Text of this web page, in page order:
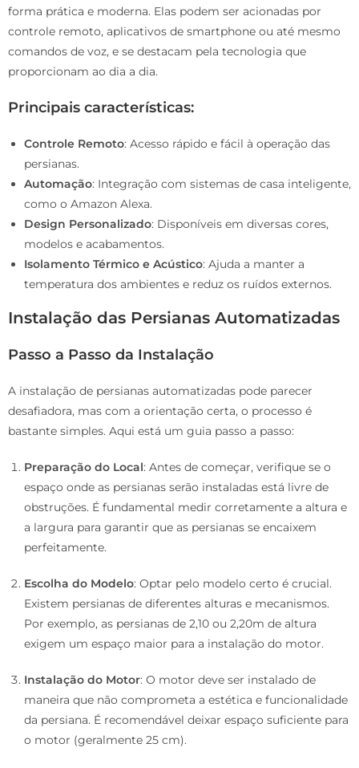
forma prática e moderna. Elas podem ser acionadas por
controle remoto, aplicativos de smartphone ou até mesmo
comandos de voz, e se destacam pela tecnologia que
proporcionam ao dia a dia.
Principais características:
Controle Remoto: Acesso rápido e fácil à operação das
persianas.
Automação: Integração com sistemas de casa inteligente,
como o Amazon Alexa.
Design Personalizado: Disponíveis em diversas cores,
modelos e acabamentos.
Isolamento Térmico e Acústico: Ajuda a manter a
temperatura dos ambientes e reduz os ruídos externos.
Instalação das Persianas Automatizadas
Passo a Passo da Instalação
A instalação de persianas automatizadas pode parecer
desafiadora, mas com a orientação certa, o processo é
bastante simples. Aqui está um guia passo a passo:
Preparação do Local: Antes de começar, verifique se o
espaço onde as persianas serão instaladas está livre de
obstruções. É fundamental medir corretamente a altura e
a largura para garantir que as persianas se encaixem
perfeitamente.
Escolha do Modelo: Optar pelo modelo certo é crucial.
Existem persianas de diferentes alturas e mecanismos.
Por exemplo, as persianas de 2,10 ou 2,20m de altura
exigem um espaço maior para a instalação do motor.
Instalação do Motor: O motor deve ser instalado de
maneira que não comprometa a estética e funcionalidade
da persiana. É recomendável deixar espaço suficiente para
o motor (geralmente 25 cm).